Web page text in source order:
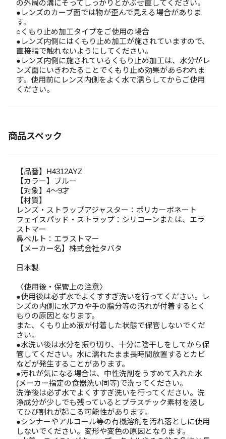
の外周の溝にそってしっかりとかぶせ直してください。
●レンズのカーブ面では物が歪んで見える場合がありま
す。
○くもり止め加工タイプをご使用の場合
●レンズ内側にはくもり止め加工が施されていますので、
直接指で触れないようにしてください。
●レンズ内側に施されているくもり止め加工は、水分がレ
ンズ面にいきわたることでくもり止め効果があらわれま
す。使用前にレンズ内側をよく水で濡らしてからご使用
ください。
商品スペック
【品番】H4312AYZ
【カラー】ブルー
【対象】4～9才
【材質】
レンズ・ストラップアジャスター：ポリカーボネート
フェイスパッド・ストラップ：シリコーンまたは、エラ
ストマー
鼻ベルト：エラストマー
【メーカー名】株式会社タバタ
日本製
〈使用後・保管上の注意〉
●使用後は必ず水でよくすすぎ洗いを行ってください。レ
ンズの内側に水アカや手の脂分等の汚れが付着するとく
もりの原因となります。
また、くもり止め液が付着した状態で保管しないでくだ
さい。
●水洗い後は水分を振り切り、十分に陰干しをしてから保
管してください。水に濡れたまま長時間放置するとカビ
などが発生することがあります。
●汚れが気になる場合は、中性洗剤をうすめて入れた水
(メーカー指定の食器洗い同等)で洗ってください。
洗浄後は必ず水でよくすすぎ洗いを行ってください。洗
浄成分が少しでも残っているとプラスチック素材を浸し
てひび割れが起こる可能性があります。
●シンナーやアルコール等の有機溶剤を汚れ落としに使用
しないでください。変形や変色の原因となります。